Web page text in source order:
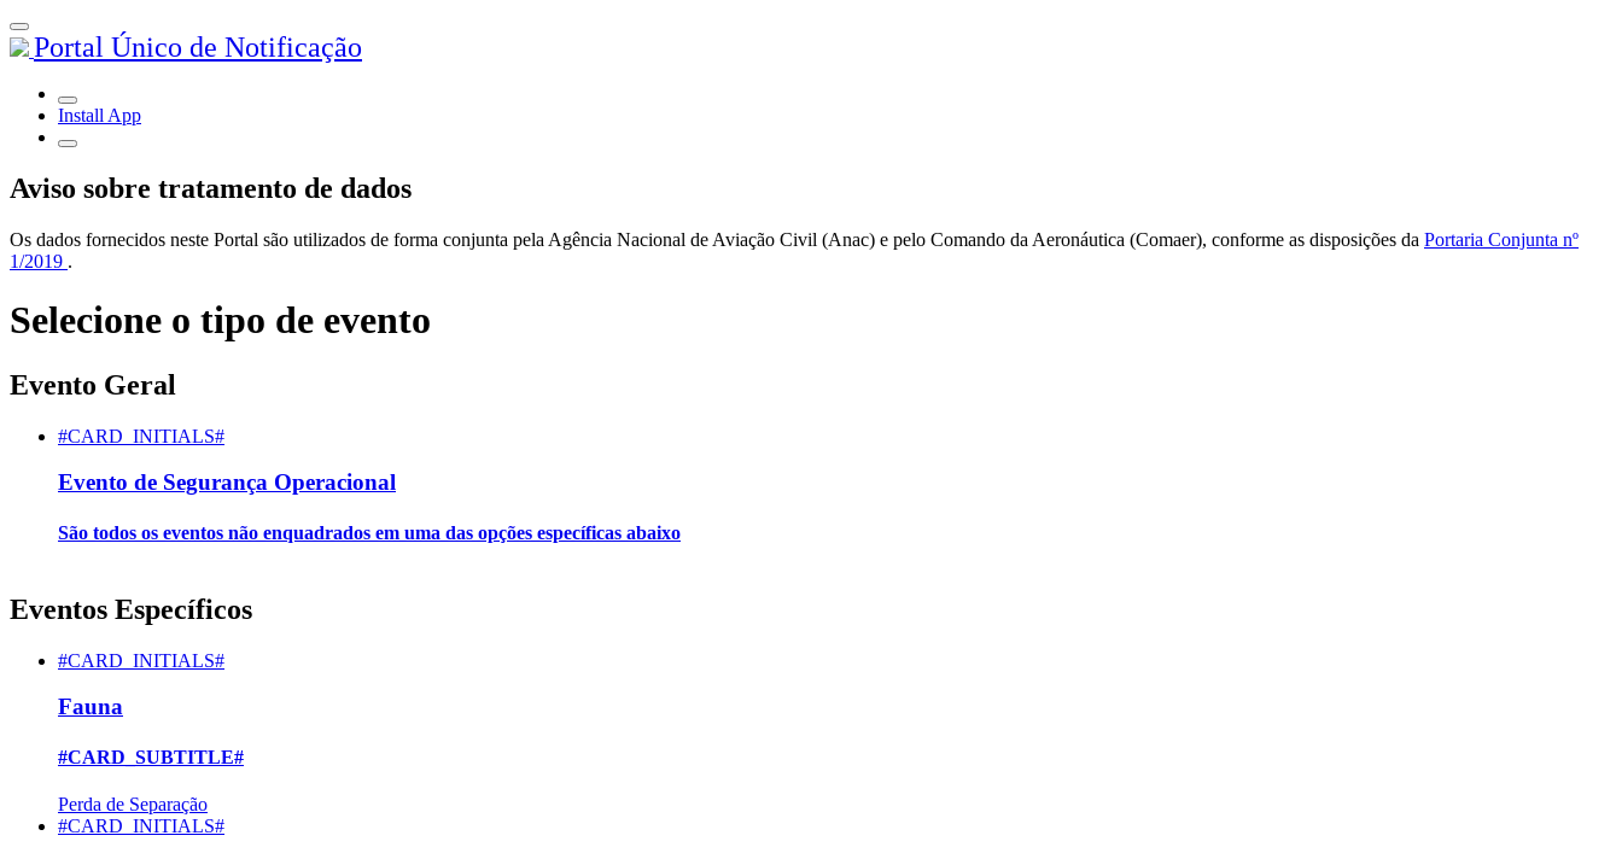
Portal Único de Notificação
Install App
Aviso sobre tratamento de dados
Os dados fornecidos neste Portal são utilizados de forma conjunta pela Agência Nacional de Aviação Civil (Anac) e pelo Comando da Aeronáutica (Comaer), conforme as disposições da Portaria Conjunta nº
1/2019 .
Selecione o tipo de evento
Evento Geral
#CARD_INITIALS#
Evento de Segurança Operacional
São todos os eventos não enquadrados em uma das opções específicas abaixo
Eventos Específicos
#CARD_INITIALS#
Fauna
#CARD_SUBTITLE#
Perda de Separação
#CARD_INITIALS#